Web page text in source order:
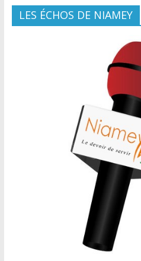
LES ÉCHOS DE NIAMEY